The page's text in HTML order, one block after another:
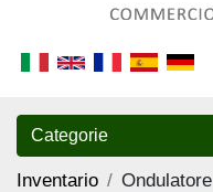
Categorie
Inventario Ondulatore